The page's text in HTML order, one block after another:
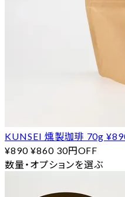
KUNSEI 燻製珈琲 70g
¥890 ¥860 30円OFF
数量・オプションを選ぶ